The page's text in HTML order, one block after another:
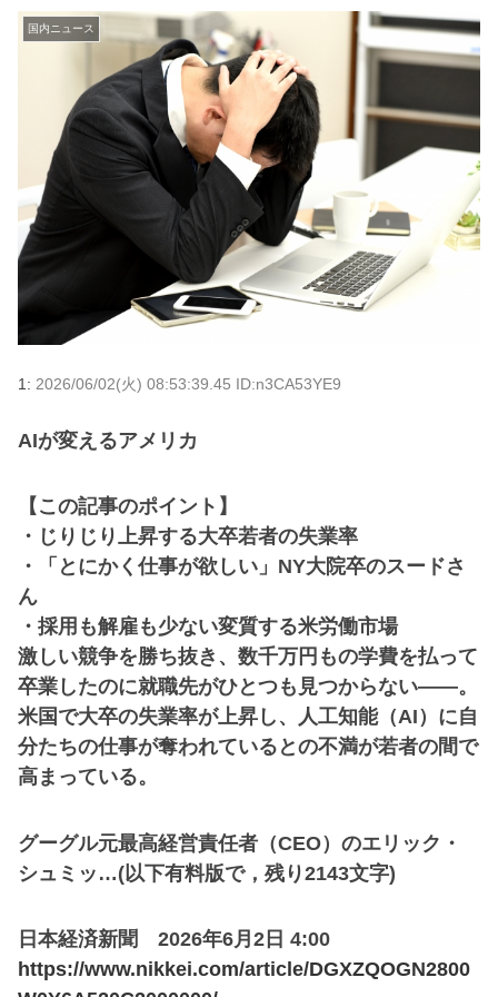
国内ニュース
1: 2026/06/02(火) 08:53:39.45 ID:n3CA53YE9
AIが変えるアメリカ
【この記事のポイント】
・じりじり上昇する大卒若者の失業率
・「とにかく仕事が欲しい」NY大院卒のスードさ
ん
・採用も解雇も少ない変質する米労働市場
激しい競争を勝ち抜き、数千万円もの学費を払って
卒業したのに就職先がひとつも見つからない――。
米国で大卒の失業率が上昇し、人工知能（AI）に自
分たちの仕事が奪われているとの不満が若者の間で
高まっている。
グーグル元最高経営責任者（CEO）のエリック・
シュミッ…(以下有料版で，残り2143文字)
日本経済新聞 2026年6月2日 4:00
https://www.nikkei.com/article/DGXZQOGN2800